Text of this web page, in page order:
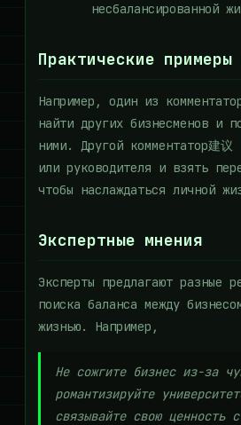
несбалансированной
Практические
Например, один из
найти других бизнесменов и
ними. Другой комментатор建议
или руководителя и взять
чтобы наслаждаться личной
Экспертные мнения
Эксперты предлагают разные
поиска баланса между
жизнью. Например,
Не сожгите бизнес из-за
романтизируйте
связывайте свою ценность